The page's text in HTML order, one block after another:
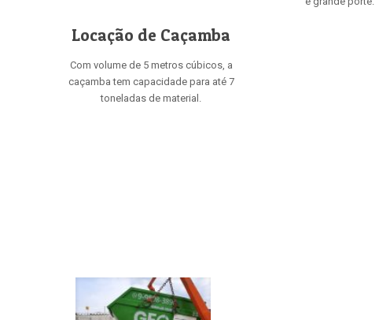
Locação de Caçamba
Com volume de 5 metros cúbicos, a
caçamba tem capacidade para até 7
toneladas de material.